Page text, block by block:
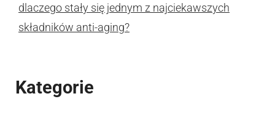
dlaczego stały się jednym z najciekawszych
składników anti-aging?
Kategorie